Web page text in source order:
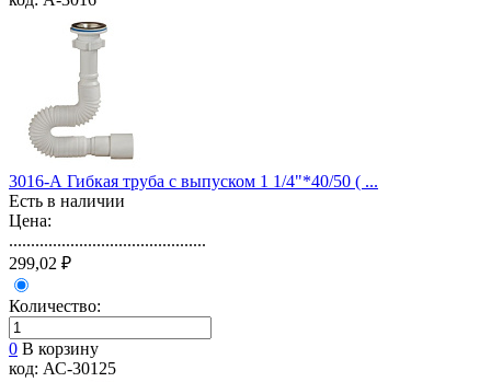
3016-А Гибкая труба с выпуском 1 1/4"*40/50 ( ...
Есть в наличии
Цена:
.............................................
299,02 ₽
Количество:
0 В корзину
код: АС-30125